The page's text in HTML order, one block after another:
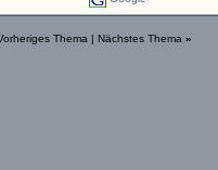
Thema | Nächstes Thema »